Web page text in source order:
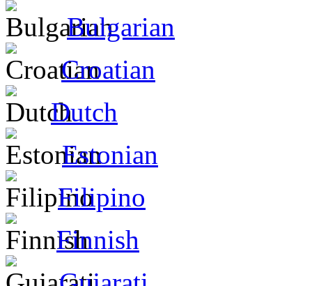
Bulgarian
Croatian
Dutch
Estonian
Filipino
Finnish